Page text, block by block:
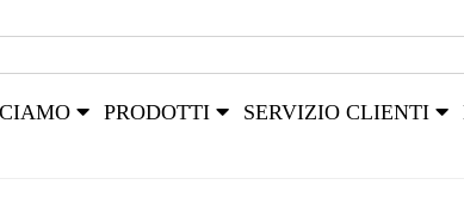
PRODOTTI SERVIZIO CLIENTI